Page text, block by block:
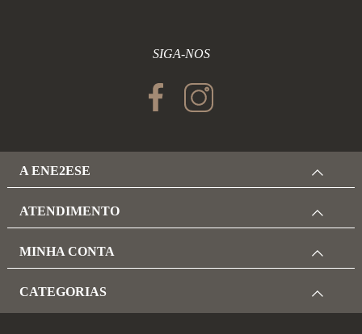
SIGA-NOS
A ENE2ESE
ATENDIMENTO
MINHA CONTA
CATEGORIAS